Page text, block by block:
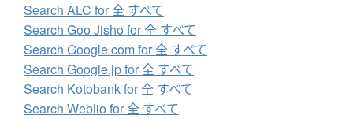
Search ALC for 全 すべて
Search Goo Jisho for 全 すべて
Search Google.com for 全 すべて
Search Google.jp for 全 すべて
Search Kotobank for 全 すべて
Search Weblio for 全 すべて